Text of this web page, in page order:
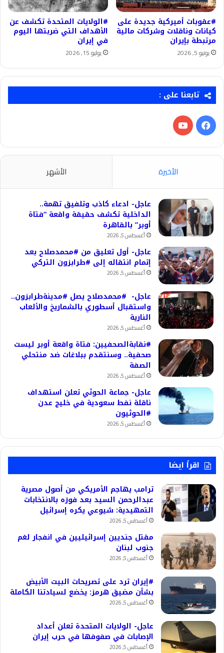
#عقوبات أميركية جديدة على
كيانات وناقلات وشركات مالية
مرتبطة بإيران
يونيو 5, 2026
#الولايات المتحدة تكشف عن
الأهداف التي ضربتها اليوم
في إيران
يوليو 15, 2026
تابعنا على :
فيسبوك‫YouTube
الأخيرة الأشهر
عاجل- ادعاء كاذب وتلفيق تهمة..
الداخلية تكشف حقيقة واقعة “فتاة
أوبر” بالقاهرة
أغسطس 5, 2026
عاجل- أول تعليق من #محمدصلاح بعد
إتمام انتقاله إلى #طرابزون التركي
أغسطس 5, 2026
عاجل- #محمدصلاح يصل #مدينةطرابزون..
واستقبال أسطوري بالشماريخ والألعاب
النارية
أغسطس 5, 2026
#نقابةالصحفيين: فتاة واقعة أوبر ليست
صحفية.. وسنتقدم ببلاغات ضد منتحلي
الصفة
أغسطس 5, 2026
عاجل- جماعة الحوثي تعلن استهداف
ناقلة نفط سعودية في خليج عدن
#الحوثيون
أغسطس 5, 2026
اقرأ ايضا
ترامب يهاجم الأمريكي من أصول مصرية
عبدالرحمن السيد بعد فوزه بالانتخابات
التمهيدية: شيوعي يكره إسرائيل
أغسطس 5, 2026
مقتل جنديين إسرائيليين في انفجار لغم
جنوب لبنان
أغسطس 5, 2026
#إيران ترد على تصريحات البيت الأبيض
بشأن مضيق هرمز: يخضع لسيادتنا الكاملة
أغسطس 5, 2026
عاجل- الولايات المتحدة تعلن أعداد
الإصابات في صفوفها في حرب إيران
أغسطس 5, 2026